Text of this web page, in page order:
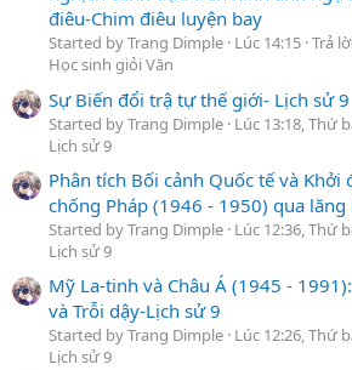
điêu-Chim điêu luyện bay
Started by Trang Dimple Lúc 14:15 Trả
Học sinh giỏi Văn
Sự Biến đổi trậ tự thế giới- Lịch sử 9
Started by Trang Dimple Lúc 13:18, Thứ
Lịch sử 9
Phân tích Bối cảnh Quốc tế và Khởi
chống Pháp (1946 - 1950) qua
Started by Trang Dimple Lúc 12:36, Thứ
Lịch sử 9
Mỹ La-tinh và Châu Á (1945 -
và Trỗi dậy-Lịch sử 9
Started by Trang Dimple Lúc 12:26, Thứ
Lịch sử 9